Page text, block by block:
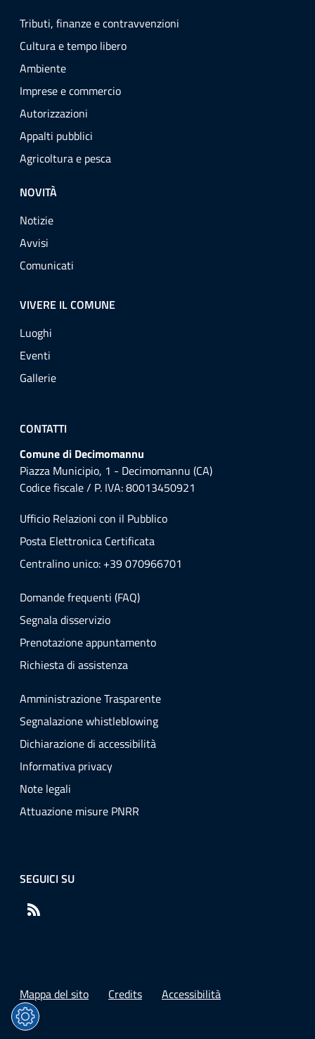
Tributi, finanze e contravvenzioni
Cultura e tempo libero
Ambiente
Imprese e commercio
Autorizzazioni
Appalti pubblici
Agricoltura e pesca
NOVITÀ
Notizie
Avvisi
Comunicati
VIVERE IL COMUNE
Luoghi
Eventi
Gallerie
CONTATTI
Comune di Decimomannu
Piazza Municipio, 1 - Decimomannu (CA)
Codice fiscale / P. IVA: 80013450921
Ufficio Relazioni con il Pubblico
Posta Elettronica Certificata
Centralino unico: +39 070966701
Domande frequenti (FAQ)
Segnala disservizio
Prenotazione appuntamento
Richiesta di assistenza
Amministrazione Trasparente
Segnalazione whistleblowing
Dichiarazione di accessibilità
Informativa privacy
Note legali
Attuazione misure PNRR
SEGUICI SU
Mappa del sito Credits Accessibilità